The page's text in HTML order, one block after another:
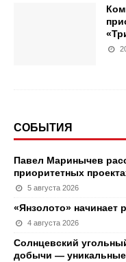
СОБЫТИЯ
Павел Маринычев
приоритетных
5 августа 2026
«Янзолото» начинает
4 августа 2026
Солнцевский
добычи —